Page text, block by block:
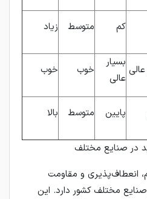
کم متوسط زیاد
بسیار
عالی
خوب خوب
پایین متوسط بالا
در صنایع مختلف
انعطاف‌پذیری و مقاومت
مختلف کشور دارد. این